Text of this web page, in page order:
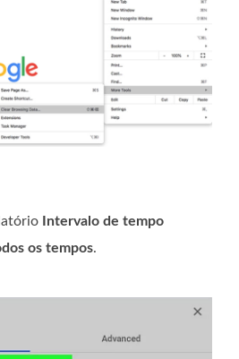
Intervalo de tempo
os tempos.